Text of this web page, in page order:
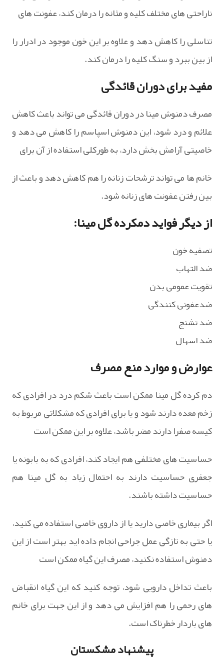
ناراحتی های مختلف کلیه و مثانه را درمان کند، عفونت های
تناسلی را کاهش دهد و علاوه بر این خون موجود در ادرار را
از بین ببرد و سنگ کلیه را درمان کند.
مفید برای دوران قائدگی
مصرف دمنوش مینا در دوران قائدگی می تواند باعث کاهش
علائم و درد شود، این دمنوش اسپاسم را کاهش می دهد و
خاصیتی آرامش بخش دارد، به طورکلی استفاده از آن برای
خانم ها می تواند ترشحات زنانه را هم کاهش دهد و باعث از
بین رفتن عفونت های زنانه شود.
از دیگر فواید دمکرده گل مینا:
تصفیه خون
ضد التهاب
تقویت عمومی بدن
ضدعفونی کنندگی
ضد تشنج
ضد اسهال
عوارض و موارد منع مصرف
دم کرده گل مینا ممکن است باعث شکم درد در افرادی که
زخم معده دارند شود و یا برای افرادی که مشکلاتی مربوط به
کیسه صفرا دارند مضر باشد، علاوه بر این ممکن است
حساسیت های مختلفی هم ایجاد کند، افرادی که به بابونه یا
جعفری حساسیت دارند به احتمال زیاد به گل مینا هم
حساسیت داشته باشند.
اگر بیماری خاصی دارید یا از داروی خاصی استفاده می کنید،
یا حتی به تازگی عمل جراحی انجام داده اید بهتر است از این
دمنوش استفاده نکنید، مصرف این گیاه ممکن است
باعث تداخل دارویی شود، توجه کنید که این گیاه انقباض
های رحمی را هم افزایش می دهد و از این جهت برای خانم
های باردار خطرناک است.
پیشنهاد مشکستان